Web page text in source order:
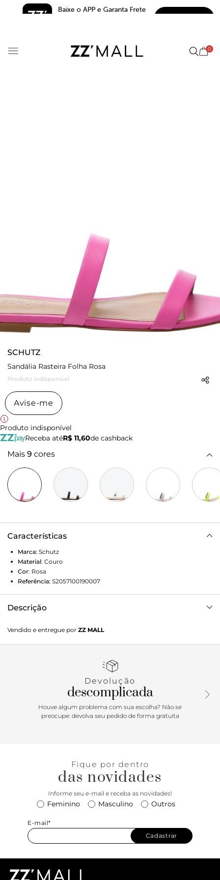
Baixe o APP e Garanta Frete
0
SCHUTZ
Sandália Rasteira Folha Rosa
Produto indisponível
Avise-me
Produto indisponível
Receba atéR$ 11,60de cashback
Mais 9 cores
Características
Marca: Schutz
Material: Couro
Cor: Rosa
Referência: S2057100190007
Descrição
do neon têm tudo para iluminar os looks do verão,
complementando a informação trendy e super moderna do
Vendido e entregue por ZZ MALL
Devolução
descomplicada
Houve algum problema com sua escolha? Não se
preocupe: devolva seu pedido de forma gratuita
Fique por dentro
das novidades
Informe seu e-mail e receba as novidades!
Feminino Masculino Outros
E-mail*
Cadastrar